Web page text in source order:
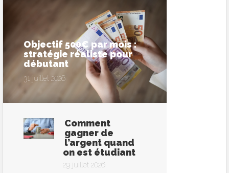
Objectif 500€ par mois :
stratégie réaliste pour
débutant
31 juillet 2026
Comment
gagner de
l’argent quand
on est étudiant
29 juillet 2026